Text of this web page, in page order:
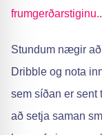
frumgerðarstiginu..
Stundum nægir
Dribble og nota
sem síðan er sent
að setja saman